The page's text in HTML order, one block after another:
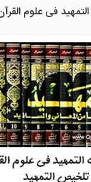
فی علوم